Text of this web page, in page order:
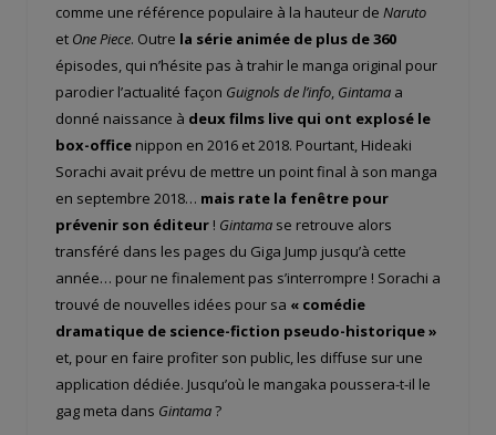
comme une référence populaire à la hauteur de Naruto
et One Piece. Outre la série animée de plus de 360
épisodes, qui n’hésite pas à trahir le manga original pour
parodier l’actualité façon Guignols de l’info, Gintama a
donné naissance à deux films live qui ont explosé le
box-office nippon en 2016 et 2018. Pourtant, Hideaki
Sorachi avait prévu de mettre un point final à son manga
en septembre 2018… mais rate la fenêtre pour
prévenir son éditeur ! Gintama se retrouve alors
transféré dans les pages du Giga Jump jusqu’à cette
année… pour ne finalement pas s’interrompre ! Sorachi a
trouvé de nouvelles idées pour sa « comédie
dramatique de science-fiction pseudo-historique »
et, pour en faire profiter son public, les diffuse sur une
application dédiée. Jusqu’où le mangaka poussera-t-il le
gag meta dans Gintama?